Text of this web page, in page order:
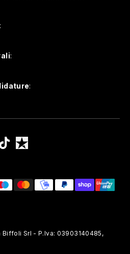
:
:
:
Biffoli Srl - P.Iva: 03903140485 ,